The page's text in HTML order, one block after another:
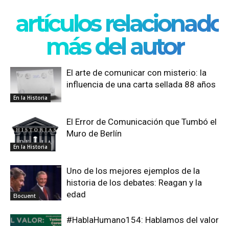
artículos
más del autor
En la Historia
El arte de comunicar con misterio: la
influencia de una carta sellada 88 años
En la Historia
El Error de Comunicación que Tumbó el
Muro de Berlín
Elocuent
Uno de los mejores ejemplos de la
historia de los debates: Reagan y la
edad
#HablaHumano154: Hablamos del valor